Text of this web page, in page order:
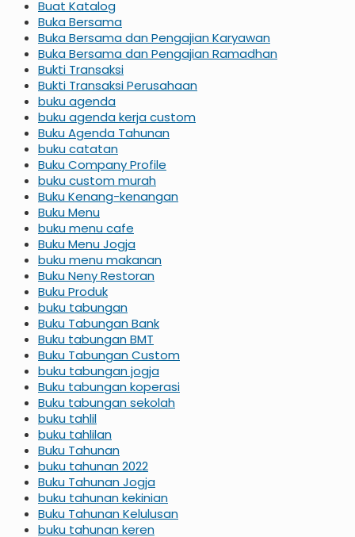
Buat Katalog
Buka Bersama
Buka Bersama dan Pengajian Karyawan
Buka Bersama dan Pengajian Ramadhan
Bukti Transaksi
Bukti Transaksi Perusahaan
buku agenda
buku agenda kerja custom
Buku Agenda Tahunan
buku catatan
Buku Company Profile
buku custom murah
Buku Kenang-kenangan
Buku Menu
buku menu cafe
Buku Menu Jogja
buku menu makanan
Buku Neny Restoran
Buku Produk
buku tabungan
Buku Tabungan Bank
Buku tabungan BMT
Buku Tabungan Custom
buku tabungan jogja
Buku tabungan koperasi
Buku tabungan sekolah
buku tahlil
buku tahlilan
Buku Tahunan
buku tahunan 2022
Buku Tahunan Jogja
buku tahunan kekinian
Buku Tahunan Kelulusan
buku tahunan keren